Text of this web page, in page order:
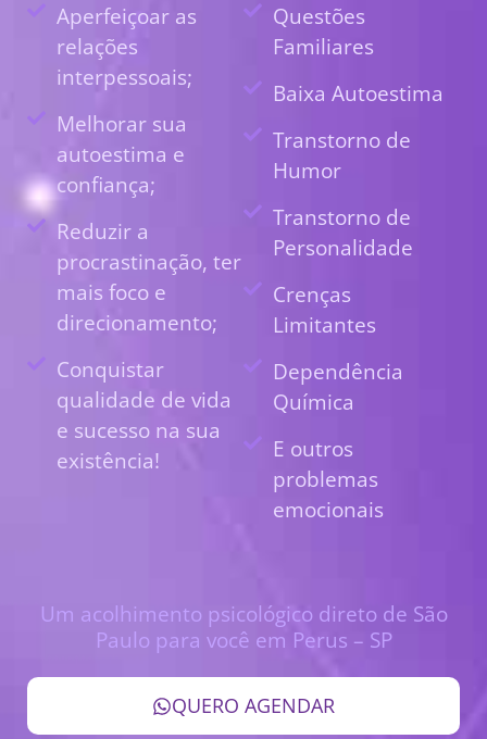
Aperfeiçoar as
relações
interpessoais;
Melhorar sua
autoestima e
confiança;
Reduzir a
procrastinação, ter
mais foco e
direcionamento;
Conquistar
qualidade de vida
e sucesso na sua
existência!
Questões
Familiares
Baixa Autoestima
Transtorno de
Humor
Transtorno de
Personalidade
Crenças
Limitantes
Dependência
Química
E outros
problemas
emocionais
Um acolhimento psicológico direto de São
Paulo para você em Perus – SP
QUERO AGENDAR